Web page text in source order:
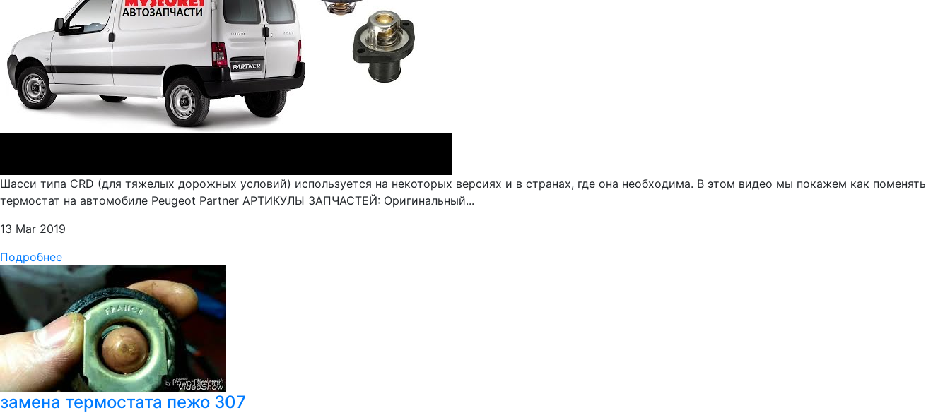
Шасси типа CRD (для тяжелых дорожных условий) используется на некоторых версиях и в странах, где она необходима. В этом видео мы покажем как поменять
термостат на автомобиле Peugeot Partner АРТИКУЛЫ ЗАПЧАСТЕЙ: Оригинальный...
13 Mar 2019
Подробнее
замена термостата пежо 307